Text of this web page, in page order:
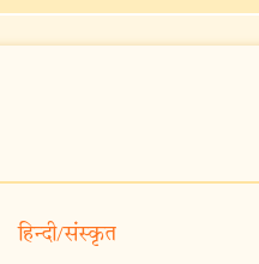
हिन्दी/संस्कृत